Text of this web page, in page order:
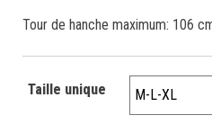
Tour de hanche maximum: 106
Taille unique